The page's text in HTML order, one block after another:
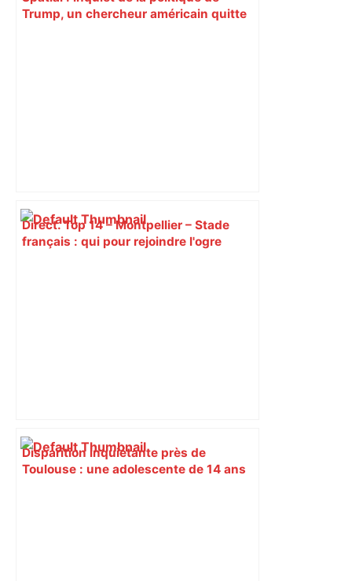
Trump, un chercheur américain quitte
Direct. Top 14 – Montpellier – Stade
français : qui pour rejoindre l'ogre
Disparition inquiétante près de
Toulouse : une adolescente de 14 ans